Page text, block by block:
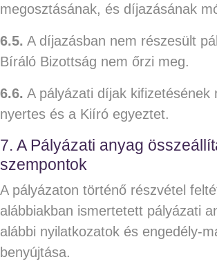
megosztásának, és díjazásának
6.5. A díjazásban nem részesült
Bíráló Bizottság nem őrzi meg.
6.6. A pályázati díjak kifizetésének
nyertes és a Kiíró egyeztet.
7. A Pályázati anyag
szempontok
A pályázaton történő részvétel
alábbiakban ismertetett pályázati
alábbi nyilatkozatok és engedély-
benyújtása.